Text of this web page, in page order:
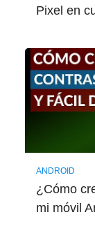
Pixel en
ANDROID
¿Cómo
mi móvil